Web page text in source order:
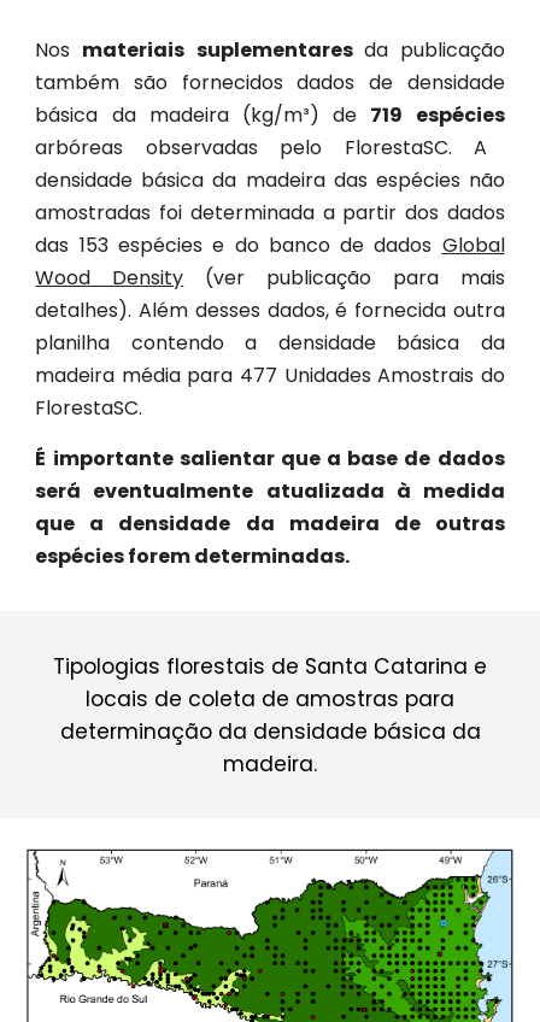
Nos materiais suplementares da publicação
também são fornecidos dados de densidade
básica da madeira (kg/m³) de 719 espécies
arbóreas observadas pelo FlorestaSC. A
densidade básica da madeira das espécies não
amostradas foi determinada a partir dos dados
das 153 espécies e do banco de dados Global
Wood Density (ver publicação para mais
detalhes). Além desses dados, é fornecida outra
planilha contendo a densidade básica da
madeira média para 477 Unidades Amostrais do
FlorestaSC.
É importante salientar que a base de dados
será eventualmente atualizada à medida
que a densidade da madeira de outras
espécies forem determinadas.
Tipologias florestais de Santa Catarina e
locais de coleta de amostras para
determinação da densidade básica da
madeira.